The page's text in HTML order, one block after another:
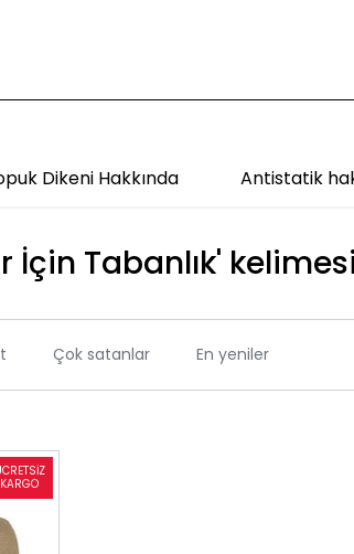
Dikeni Hakkında Antistatik
İçin Tabanlık'
Çok satanlar En yeniler